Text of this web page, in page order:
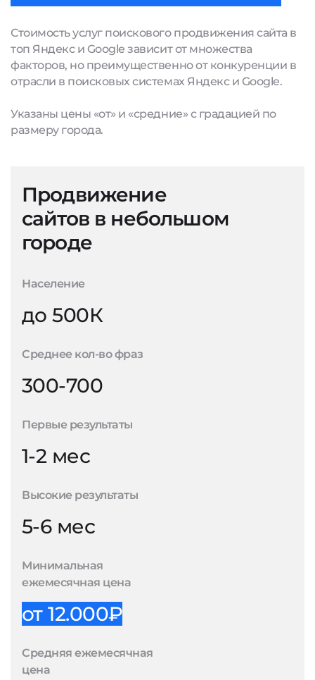
Стоимость услуг поискового продвижения сайта в
топ Яндекс и Google зависит от множества
факторов, но преимущественно от конкуренции в
отрасли в поисковых системах Яндекс и Google.
Указаны цены «от» и «средние» с градацией по
размеру города.
Продвижение
сайтов в небольшом
городе
Население
до 500К
Среднее кол-во фраз
300-700
Первые результаты
1-2 мес
Высокие результаты
5-6 мес
Минимальная
ежемесячная цена
от 12.000₽
Средняя ежемесячная
цена